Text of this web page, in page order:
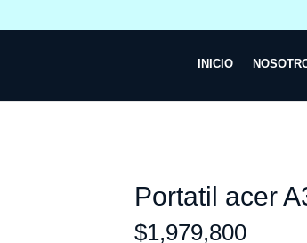
INICIO
Portatil acer
$1,979,800